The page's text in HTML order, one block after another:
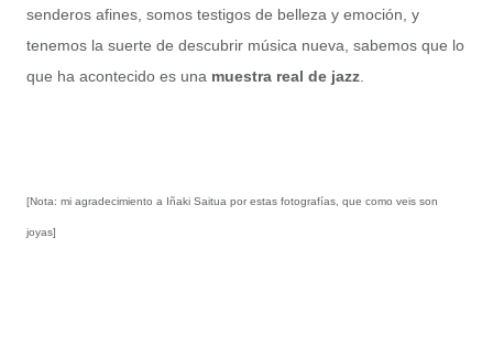
senderos afines, somos testigos de belleza y emoción, y
tenemos la suerte de descubrir música nueva, sabemos que lo
que ha acontecido es una muestra real de jazz
[Nota: mi agradecimiento a Iñaki Saitua por estas fotografías, que como veis son
joyas]